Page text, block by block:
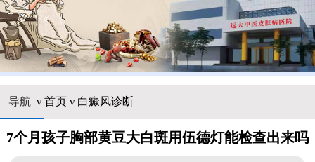
导航 ν 首页ν 白癜风诊断
7个月孩子胸部黄豆大白斑用伍德灯能检查出来吗